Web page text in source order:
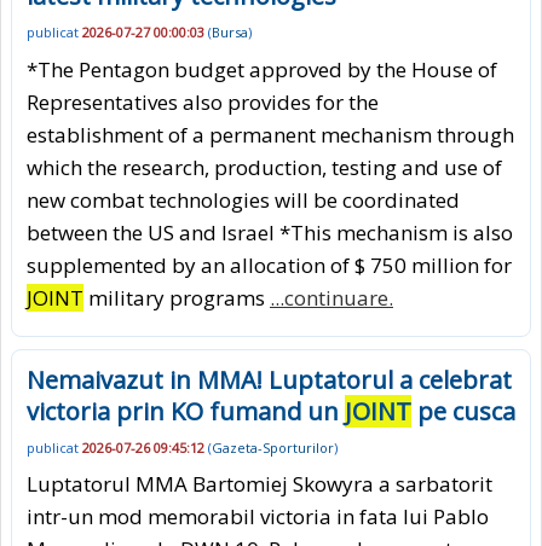
publicat 2026-07-27 00:00:03 (Bursa)
*The Pentagon budget approved by the House of
Representatives also provides for the
establishment of a permanent mechanism through
which the research, production, testing and use of
new combat technologies will be coordinated
between the US and Israel *This mechanism is also
supplemented by an allocation of $ 750 million for
JOINT military programs ...continuare.
Nemaivazut in MMA! Luptatorul a celebrat
victoria prin KO fumand un JOINT pe cusca
publicat 2026-07-26 09:45:12 (Gazeta-Sporturilor)
Luptatorul MMA Bartomiej Skowyra a sarbatorit
intr-un mod memorabil victoria in fata lui Pablo